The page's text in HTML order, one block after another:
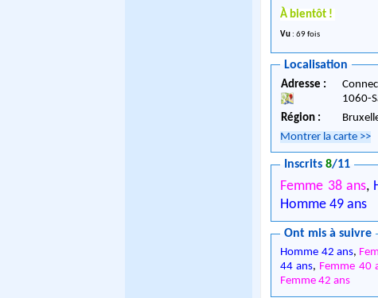
À bientôt !
Vu : 69 fois
Localisation
Adresse :
1060-
Région :
Montrer la carte >>
Inscrits8/11
Femme 38 ans,
Homme 49 ans
Ont mis à suivre
Homme 42 ans,
44 ans, Femme 40
Femme 42 ans